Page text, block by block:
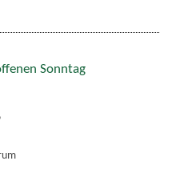
Sonntag